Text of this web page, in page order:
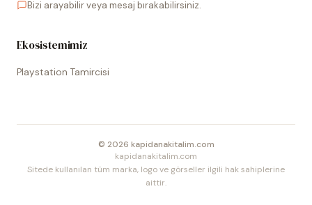
Bizi arayabilir veya mesaj bırakabilirsiniz.
Ekosistemimiz
Playstation Tamircisi
© 2026 kapidanakitalim.com
kapidanakitalim.com
Sitede kullanılan tüm marka, logo ve görseller ilgili hak sahiplerine
aittir.